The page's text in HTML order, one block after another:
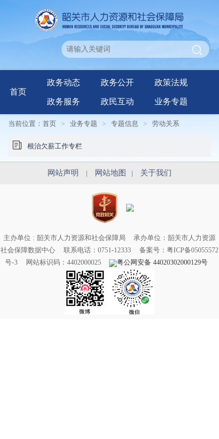
首页
政务动态 政务公开 政策法规
政务服务 政民互动 业务专题
当前位置： 首页 > 业务专题 > 专题信息 > 劳动关系
根治欠薪工作专栏
网站声明 网站地图 关于我们
主办单位 : 韶关市人力资源和社会保障局
承办单位：韶关市人力资源
社会保障数据中心
联系电话：0751-12333
备案号：粤ICP备05055572
号-3
网站标识码：4402000025 粤公网安备 44020302000129号